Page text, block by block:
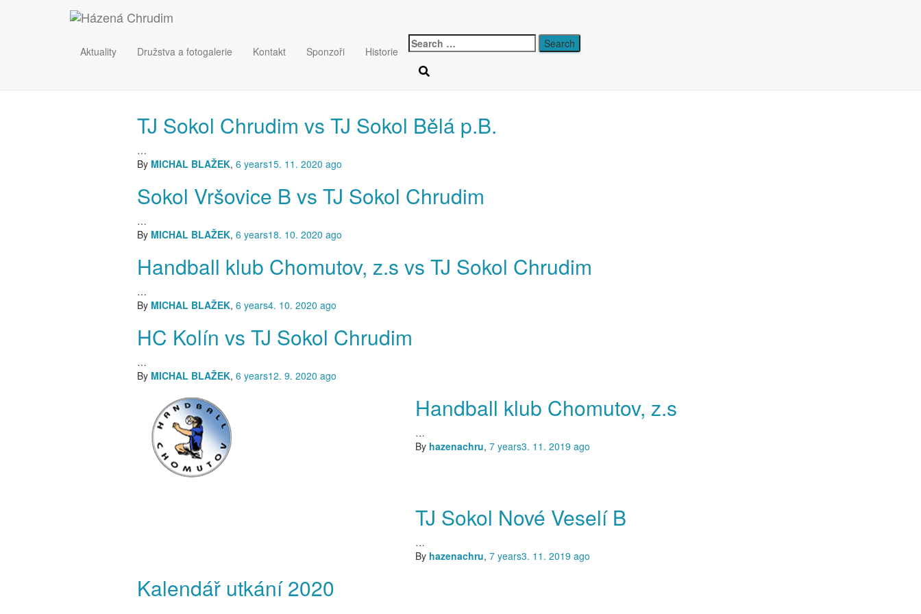
Aktuality Družstva a fotogalerie Kontakt Sponzoři Historie 20/21
TJ Sokol Chrudim vs TJ Sokol Bělá p.B.
…
By MICHAL BLAŽEK, 6 years15. 11. 2020 ago
Sokol Vršovice B vs TJ Sokol Chrudim
…
By MICHAL BLAŽEK, 6 years18. 10. 2020 ago
Handball klub Chomutov, z.s vs TJ Sokol Chrudim
…
By MICHAL BLAŽEK, 6 years4. 10. 2020 ago
HC Kolín vs TJ Sokol Chrudim
…
By MICHAL BLAŽEK, 6 years12. 9. 2020 ago
Handball klub Chomutov, z.s
…
By hazenachru, 7 years3. 11. 2019 ago
TJ Sokol Nové Veselí B
…
By hazenachru, 7 years3. 11. 2019 ago
Kalendář utkání 2020